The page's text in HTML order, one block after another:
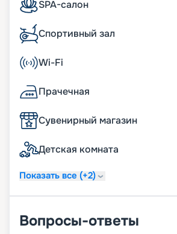
SPA-салон
Спортивный зал
Wi-Fi
Прачечная
Сувенирный магазин
Детская комната
Показать все (+2)
Вопросы-ответы